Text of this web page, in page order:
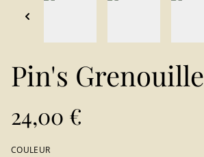
Pin's Grenouille
24,00 €
COULEUR